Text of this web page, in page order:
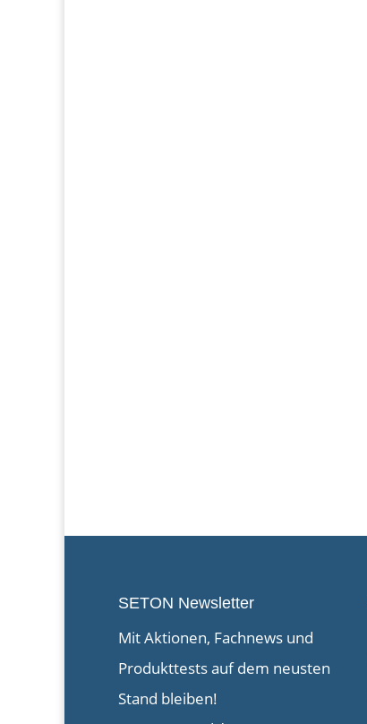
SETON Newsletter
Mit Aktionen, Fachnews und
Produkttests auf dem neusten
Stand bleiben!